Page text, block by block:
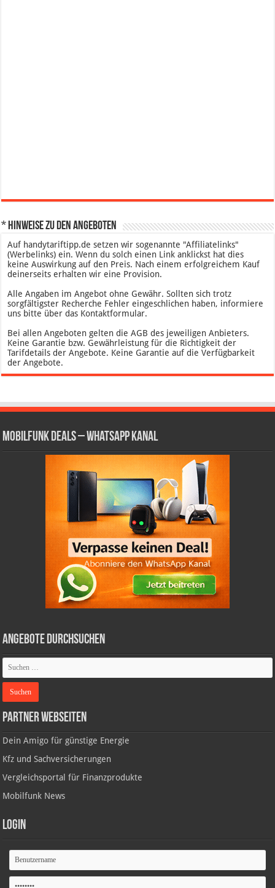
* Hinweise zu den Angeboten
Auf handytariftipp.de setzen wir sogenannte "Affiliatelinks"
(Werbelinks) ein. Wenn du solch einen Link anklickst hat dies
keine Auswirkung auf den Preis. Nach einem erfolgreichem Kauf
deinerseits erhalten wir eine Provision.
Alle Angaben im Angebot ohne Gewähr. Sollten sich trotz
sorgfältigster Recherche Fehler eingeschlichen haben, informiere
uns bitte über das Kontaktformular.
Bei allen Angeboten gelten die AGB des jeweiligen Anbieters.
Keine Garantie bzw. Gewährleistung für die Richtigkeit der
Tarifdetails der Angebote. Keine Garantie auf die Verfügbarkeit
der Angebote.
Mobilfunk Deals – WhatsApp Kanal
Angebote durchsuchen
Partner Webseiten
Dein Amigo für günstige Energie
Kfz und Sachversicherungen
Vergleichsportal für Finanzprodukte
Mobilfunk News
Login